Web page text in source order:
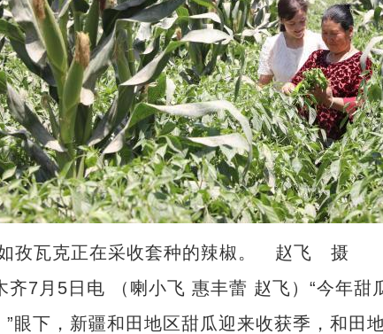
孜瓦克正在采收套种的辣椒。 赵飞 摄
月5日电 （喇小飞 惠丰蕾 赵飞）“今年甜
眼下，新疆和田地区甜瓜迎来收获季，和田